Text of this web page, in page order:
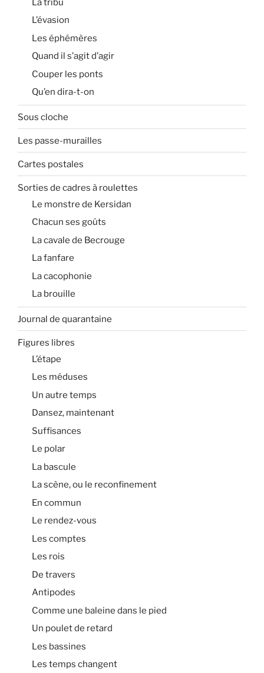
La tribu
L’évasion
Les éphémères
Quand il s’agit d’agir
Couper les ponts
Qu’en dira-t-on
Sous cloche
Les passe-murailles
Cartes postales
Sorties de cadres à roulettes
Le monstre de Kersidan
Chacun ses goûts
La cavale de Becrouge
La fanfare
La cacophonie
La brouille
Journal de quarantaine
Figures libres
L’étape
Les méduses
Un autre temps
Dansez, maintenant
Suffisances
Le polar
La bascule
La scène, ou le reconfinement
En commun
Le rendez-vous
Les comptes
Les rois
De travers
Antipodes
Comme une baleine dans le pied
Un poulet de retard
Les bassines
Les temps changent